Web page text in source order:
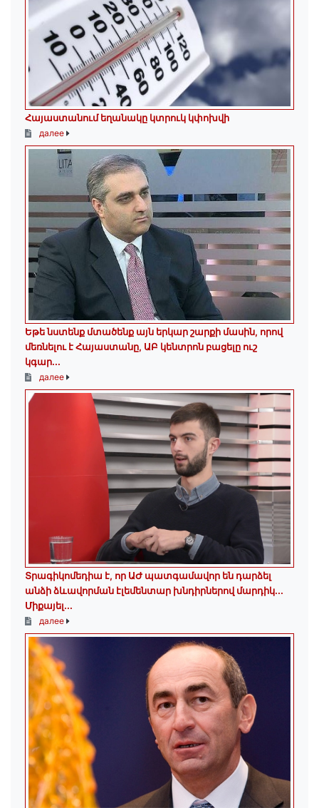
Հայաստանում եղանակը կտրուկ կփոխվի
далее
Եթե նստենք մտածենք այն երկար շարքի մասին, որով
մեռնելու է Հայաստանը, ԱԲ կենտրոն բացելը ուշ
կգար...
далее
Տրագիկոմեդիա է, որ ԱԺ պատգամավոր են դարձել
անձի ձևավորման էլեմենտար խնդիրներով մարդիկ․․․
Միքայել...
далее